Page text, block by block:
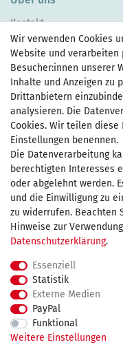
Kontakt
Zahlen Sie bequem
Wir versenden mit
kostenfreie Lieferung
innerhalb Deutschland
Impressum
Wir verwenden Cookies
Website und verarbeiten
Besucher:innen unserer
Inhalte und Anzeigen zu
Drittanbietern
analysieren. Die
Cookies. Wir teilen
Einstellungen benennen.
Die Datenverarbeitung
berechtigten Interesses
oder abgelehnt werden.
und die Einwilligung zu
zu widerrufen. Beachten
Hinweise zur
Daten­schutz­erklärung.
Essenziell
Statistik
Externe Medien
PayPal
Funktional
Weitere Einstellungen